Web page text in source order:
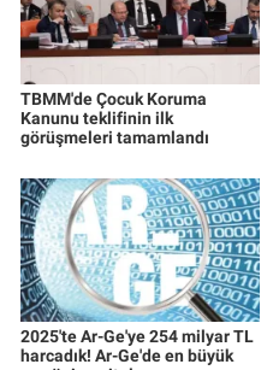
TBMM'de Çocuk Koruma
Kanunu teklifinin ilk
görüşmeleri tamamlandı
2025'te Ar-Ge'ye 254 milyar TL
harcadık! Ar-Ge'de en büyük